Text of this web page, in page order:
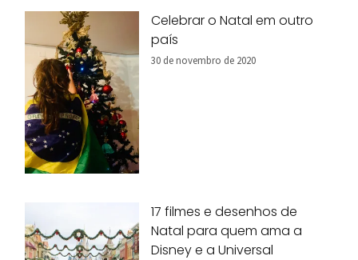
Celebrar o Natal em outro
país
30 de novembro de 2020
17 filmes e desenhos de
Natal para quem ama a
Disney e a Universal